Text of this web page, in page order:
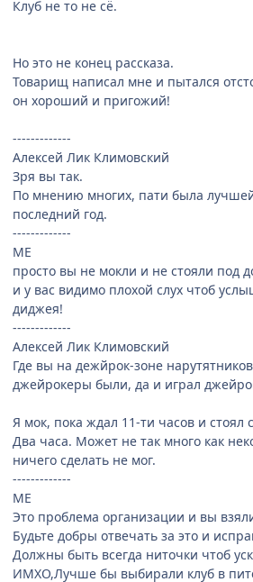
Клуб не то не сё.
Но это не конец рассказа.
Товарищ написал мне и пытался
он хороший и пригожий!
-------------
Алексей Лик Климовский
Зря вы так.
По мнению многих, пати была
последний год.
-------------
ME
просто вы не мокли и не стояли под
и у вас видимо плохой слух чтоб
диджея!
-------------
Алексей Лик Климовский
Где вы на дежйрок-зоне
джейрокеры были, да и играл
Я мок, пока ждал 11-ти часов и стоял
Два часа. Может не так много как
ничего сделать не мог.
-------------
ME
Это проблема организации и вы
Будьте добры отвечать за это и
Должны быть всегда ниточки чтоб
ИМХО,Лучше бы выбирали клуб в